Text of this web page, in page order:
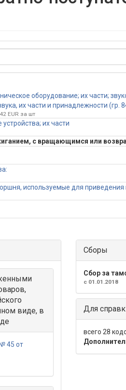
оборудование; их части;
их части и принадлежности (гр.
EUR за шт
их части
с вращающимся или
используемые для
виде, в
45 от
Сборы
Сбор за
с 01.01.2018
Для
всего 28